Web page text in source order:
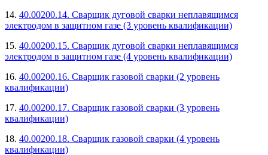
14. 40.00200.14. Сварщик дуговой сварки неплавящимся
электродом в защитном газе (3 уровень квалификации)
15. 40.00200.15. Сварщик дуговой сварки неплавящимся
электродом в защитном газе (4 уровень квалификации)
16. 40.00200.16. Сварщик газовой сварки (2 уровень
квалификации)
17. 40.00200.17. Сварщик газовой сварки (3 уровень
квалификации)
18. 40.00200.18. Сварщик газовой сварки (4 уровень
квалификации)